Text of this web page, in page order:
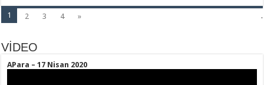
.
1 2 3 4 »
VİDEO
APara – 17 Nisan 2020